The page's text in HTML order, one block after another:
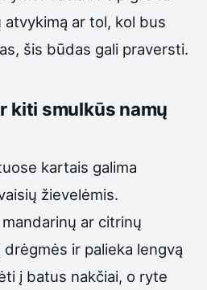
atvykimą ar tol, kol bus
šis būdas gali praversti.
kiti smulkūs namų
kartais galima
žievelėmis.
ar citrinų
ir palieka lengvą
į batus nakčiai, o ryte